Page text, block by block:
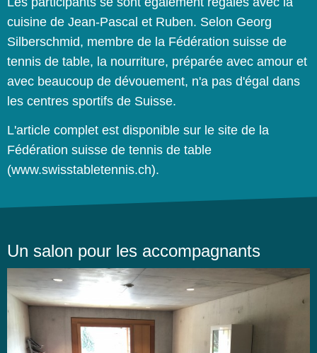
cuisine de Jean-Pascal et Ruben. Selon Georg
Silberschmid, membre de la Fédération suisse de
tennis de table, la nourriture, préparée avec amour et
avec beaucoup de dévouement, n'a pas d'égal dans
les centres sportifs de Suisse.
L'article complet est disponible sur le site de la
Fédération suisse de tennis de table
(www.swisstabletennis.ch).
Un salon pour les accompagnants